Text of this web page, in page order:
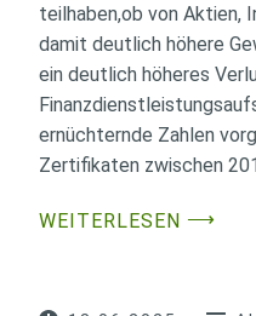
teilhaben,ob von Aktien,
damit deutlich höhere
ein deutlich höheres
ernüchternde Zahlen
Zertifikaten zwischen
WEITERLESEN ⟶